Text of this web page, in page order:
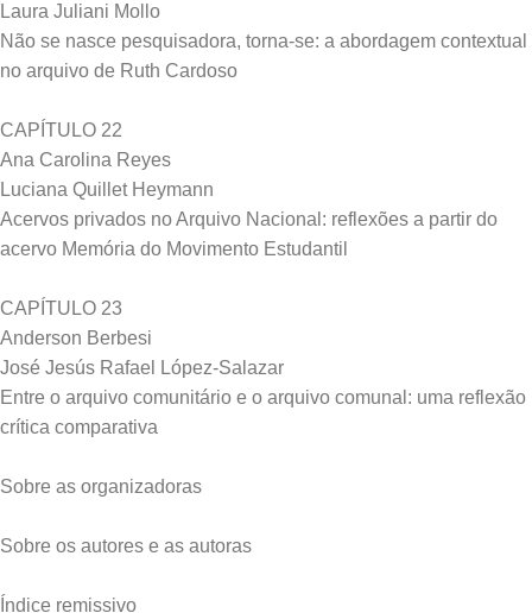
Laura Juliani Mollo
Não se nasce pesquisadora, torna-se: a abordagem contextual
no arquivo de Ruth Cardoso
CAPÍTULO 22
Ana Carolina Reyes
Luciana Quillet Heymann
Acervos privados no Arquivo Nacional: reflexões a partir do
acervo Memória do Movimento Estudantil
CAPÍTULO 23
Anderson Berbesi
José Jesús Rafael López-Salazar
Entre o arquivo comunitário e o arquivo comunal: uma reflexão
crítica comparativa
Sobre as organizadoras
Sobre os autores e as autoras